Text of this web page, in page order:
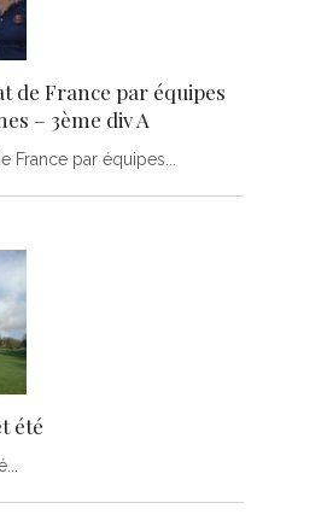
de France par équipes
– 3ème div A
France par équipes
été